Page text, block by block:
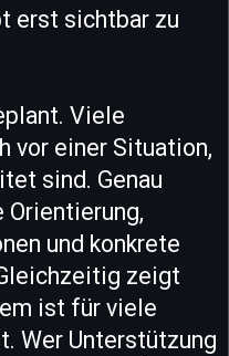
erst sichtbar zu
Viele
vor einer Situation,
sind. Genau
Orientierung,
und konkrete
zeigt
ist für viele
Wer Unterstützung